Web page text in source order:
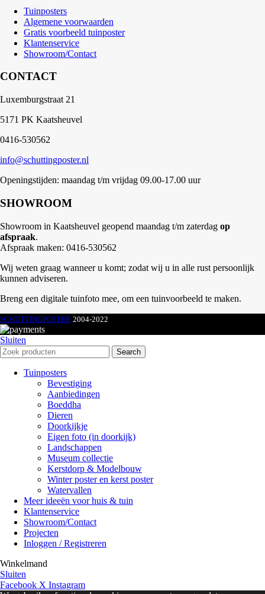
Tuinposters
Algemene voorwaarden
Gratis voorbeeld tuinposter
Klantenservice
Showroom/Contact
CONTACT
Luxemburgstraat 21
5171 PK Kaatsheuvel
0416-530562
info@schuttingposter.nl
Openingstijden: maandag t/m vrijdag 09.00-17.00 uur
SHOWROOM
Showroom in Kaatsheuvel geopend maandag t/m zaterdag op
afspraak.
Afspraak maken: 0416-530562
Wij weten graag wanneer u komt; zodat wij u in alle rust persoonlijk
kunnen adviseren.
Breng een digitale tuinfoto mee, om een tuinvoorbeeld te maken.
SCHUTTINGPOSTER 2004-2022
Sluiten
Search
Tuinposters
Bevestiging
Aanbiedingen
Boeddha
Dieren
Doorkijkje
Eigen foto (in doorkijk)
Landschappen
Museum collectie
Kerstdorp & Modelbouw
Winter poster en kerst poster
Watervallen
Meer ideeën voor huis & tuin
Klantenservice
Showroom/Contact
Projecten
Inloggen / Registreren
Winkelmand
Sluiten
Facebook X Instagram